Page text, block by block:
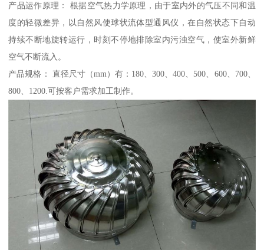
产品运作原理： 根据空气热力学原理，由于室内外的气压不同和温
度的轻微差异，以自然风使球状流体型通风仪，在自然状态下自动
持续不断地旋转运行，时刻不停地排除室内污浊空气，使室外新鲜
空气不断流入。
产品规格： 直径尺寸（mm）有：180、300、400、500、600、700、
800、1200.可按客户需求加工制作。